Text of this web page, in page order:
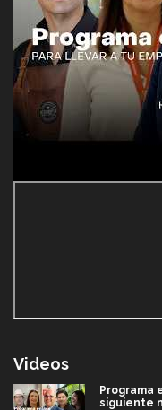
Videos
Programa
siguiente